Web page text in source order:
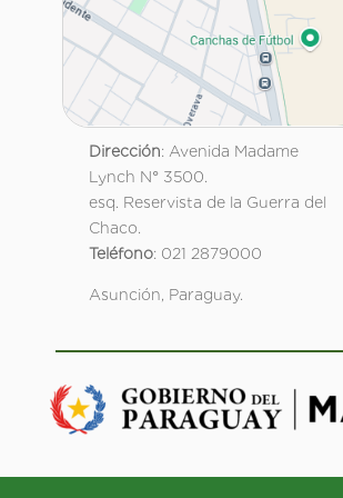
Dirección: Avenida Madame
Lynch N° 3500.
esq. Reservista de la Guerra del
Chaco.
Teléfono: 021 2879000
Asunción, Paraguay.